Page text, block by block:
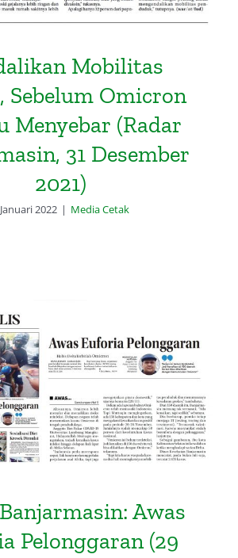
Mobilitas
Sebelum Omicron
Menyebar (Radar
31 Desember
2021)
2022 | Media Cetak
Awas Euforia
(29 November 2021)
Awas
Pelonggaran (29